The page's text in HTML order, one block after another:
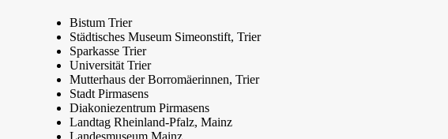
Bistum Trier
Städtisches Museum Simeonstift, Trier
Sparkasse Trier
Universität Trier
Mutterhaus der Borromäerinnen, Trier
Stadt Pirmasens
Diakoniezentrum Pirmasens
Landtag Rheinland-Pfalz, Mainz